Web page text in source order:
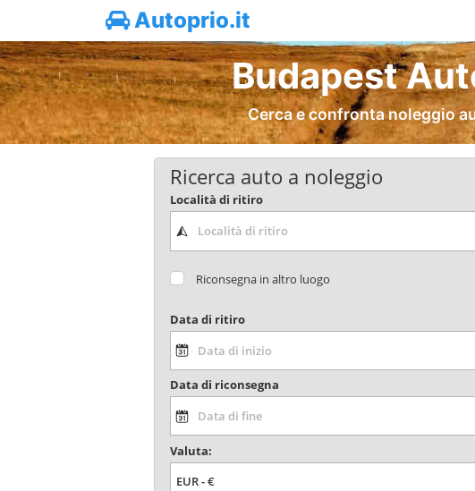
Autoprio.it
Budapest
Cerca e confronta noleggio
Ricerca auto a noleggio
Località di ritiro
Riconsegna in altro luogo
Data di ritiro
Data di riconsegna
Valuta: